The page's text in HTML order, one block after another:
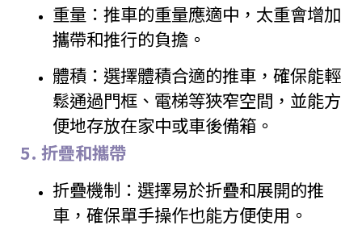
重量：推車的重量應適中，太重會增加
攜帶和推行的負擔。
體積：選擇體積合適的推車，確保能輕
鬆通過門框、電梯等狹窄空間，並能方
便地存放在家中或車後備箱。
5. 折疊和攜帶
折疊機制：選擇易於折疊和展開的推
車，確保單手操作也能方便使用。